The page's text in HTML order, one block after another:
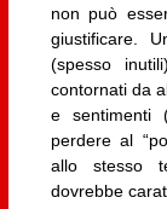
non può
giustificare.
(spesso
contornati da
e sentimenti
perdere al
allo stesso
dovrebbe